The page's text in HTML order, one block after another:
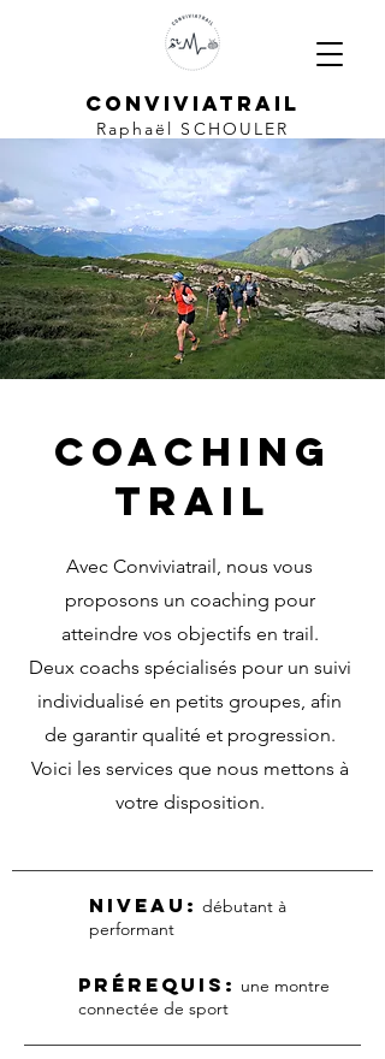
CONVIVIATRAIL
Raphaël SCHOULER
coaching
trail
Avec Conviviatrail, nous vous
proposons un coaching pour
atteindre vos objectifs en trail.
Deux coachs spécialisés pour un suivi
individualisé en petits groupes, afin
de garantir qualité et progression.
Voici les services que nous mettons à
votre disposition.
niveau: débutant à
performant
prérequis: une montre
connectée de sport